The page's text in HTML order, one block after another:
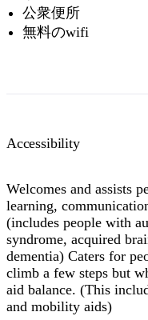
公衆便所
無料のwifi
Accessibility
Welcomes and assists
learning,
(includes people with
syndrome, acquired
dementia) Caters for
climb a few steps but
aid balance. (This
and mobility aids)